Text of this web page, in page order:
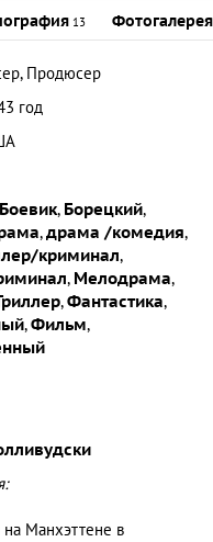
13 Фотогалерея
Продюсер
год
Боевик, Борецкий,
,драма /комедия,
криминал,
, Мелодрама,
,Фантастика,
,Фильм,
Манхэттене в